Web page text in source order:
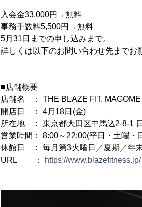
入会金33,000円→無料
事務手数料5,500円→無料
5月31日までの申し込みまで。
詳しくは以下のお問い合わせ先までお
■店舗概要
店舗名 ： THE BLAZE FIT. MAGOME
開店日 ： 4月18日(金)
所在地 ： 東京都大田区中馬込2-8-1
営業時間： 8:00～22:00(平日・土曜
休館日 ： 毎月第3火曜日／夏期／年
URL ：
https://www.blazefitness.jp/